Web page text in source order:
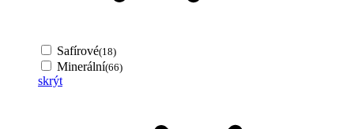
Safírové(18)
Minerální(66)
skrýt